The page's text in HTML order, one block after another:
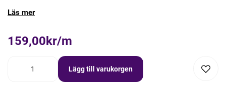
Läs mer
159,00kr/m
Lägg till varukorgen